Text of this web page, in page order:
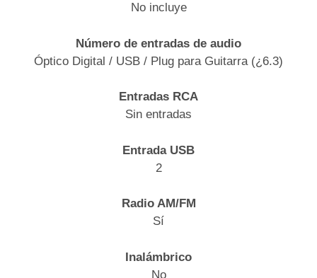
No incluye
Número de entradas de audio
Óptico Digital / USB / Plug para Guitarra (¿6.3)
Entradas RCA
Sin entradas
Entrada USB
2
Radio AM/FM
Sí
Inalámbrico
No